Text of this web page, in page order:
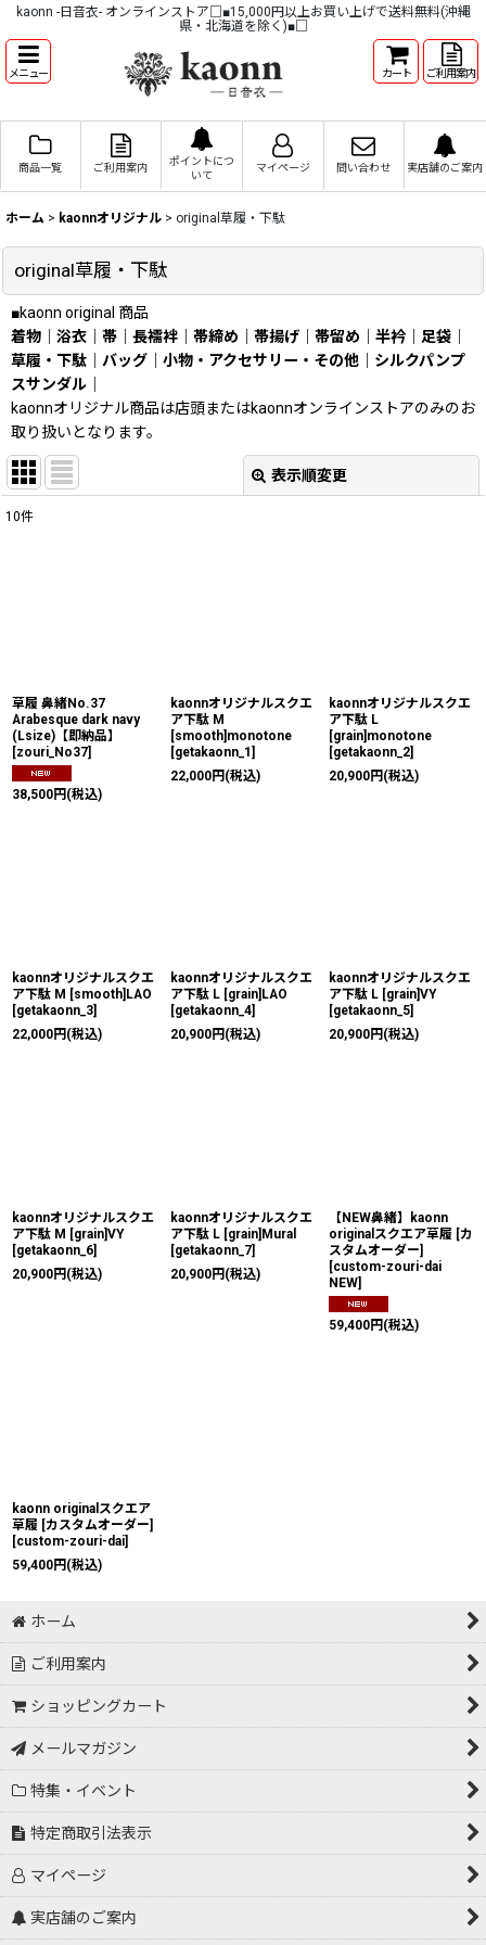
kaonn -日音衣- オンラインストア□■15,000円以上お買い上げで送料無料(沖縄
県・北海道を除く)■□
メニュー カート ご利用案内
商品一覧 ご利用案内
ポイントにつ
いて
マイページ 問い合わせ 実店舗のご案内
ホーム > kaonnオリジナル > original草履・下駄
original草履・下駄
■kaonn original 商品
着物
浴衣 帯 長襦袢 帯締め 帯揚げ 帯留め 半衿 足袋
草履・下駄
バッグ 小物・アクセサリー・その他
シルクパンプ
スサンダル
kaonnオリジナル商品は店頭またはkaonnオンラインストアのみのお
取り扱いとなります。
表示順変更
10件
草履 鼻緒No.37
Arabesque dark navy
(Lsize)【即納品】
[zouri_No37]
38,500円 (税込)
kaonnオリジナルスクエ
ア下駄 M
[smooth]monotone
[getakaonn_1]
22,000円 (税込)
kaonnオリジナルスクエ
ア下駄 L
[grain]monotone
[getakaonn_2]
20,900円 (税込)
kaonnオリジナルスクエ
ア下駄 M [smooth]LAO
[getakaonn_3]
22,000円 (税込)
kaonnオリジナルスクエ
ア下駄 L [grain]LAO
[getakaonn_4]
20,900円 (税込)
kaonnオリジナルスクエ
ア下駄 L [grain]VY
[getakaonn_5]
20,900円 (税込)
kaonnオリジナルスクエ
ア下駄 M [grain]VY
[getakaonn_6]
20,900円 (税込)
kaonnオリジナルスクエ
ア下駄 L [grain]Mural
[getakaonn_7]
20,900円 (税込)
【NEW鼻緒】kaonn
originalスクエア草履 [カ
スタムオーダー]
[custom-zouri-dai
NEW]
59,400円 (税込)
kaonn originalスクエア
草履 [カスタムオーダー]
[custom-zouri-dai]
59,400円 (税込)
ホーム
ご利用案内
ショッピングカート
メールマガジン
特集・イベント
特定商取引法表示
マイページ
実店舗のご案内